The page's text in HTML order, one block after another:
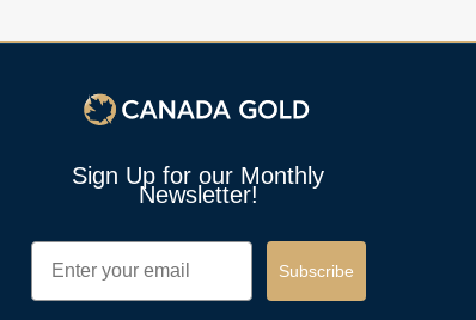
Sign Up for our Monthly
Newsletter!
Email
Subscribe